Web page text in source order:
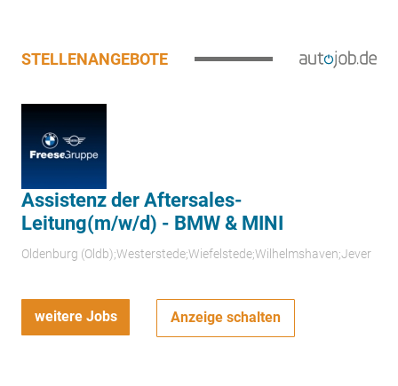
STELLENANGEBOTE
Assistenz der Aftersales-
Leitung(m/w/d) - BMW & MINI
Oldenburg (Oldb);Westerstede;Wiefelstede;Wilhelmshaven;Jever
weitere Jobs Anzeige schalten